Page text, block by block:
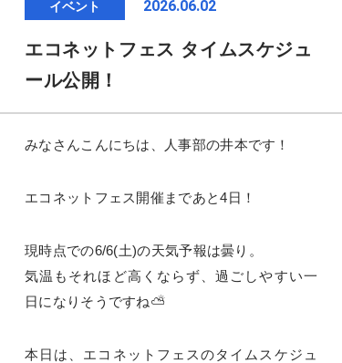
イベント 2026.06.02
エコネットフェス タイムスケジュ
ール公開！
みなさんこんにちは、人事部の井本です！
エコネットフェス開催まであと4日！
現時点での6/6(土)の天気予報は曇り。
気温もそれほど高くならず、過ごしやすい一
日になりそうですね⛅
本日は、エコネットフェスのタイムスケジュ